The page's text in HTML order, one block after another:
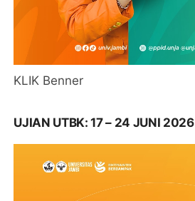
KLIK Benner
UJIAN UTBK: 17 – 24 JUNI 2026